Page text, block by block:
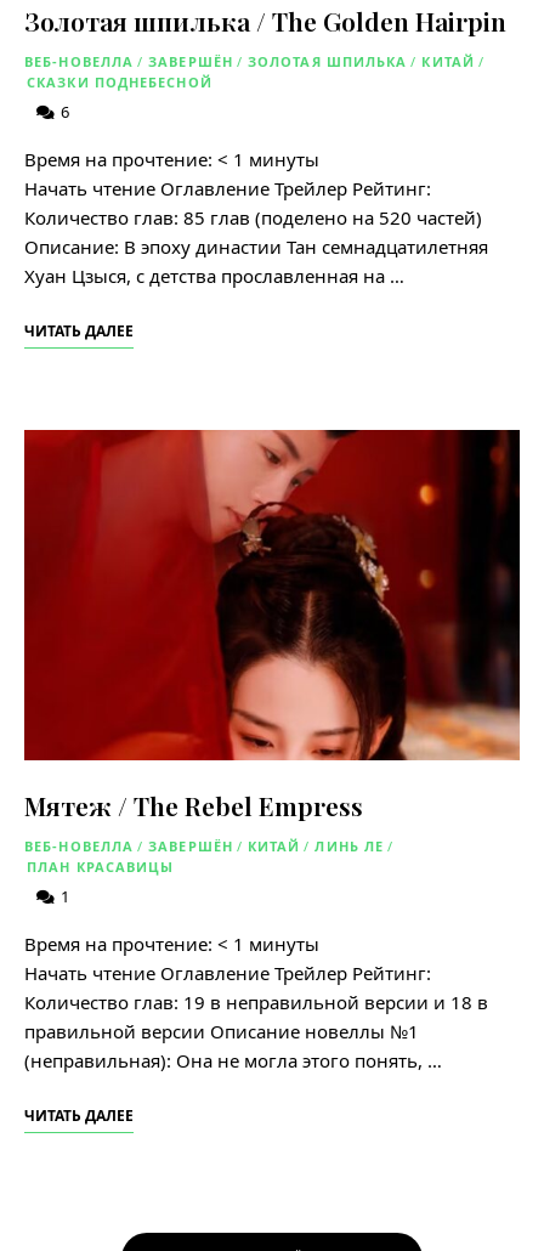
Золотая шпилька / The Golden Hairpin
ВЕБ-НОВЕЛЛА / ЗАВЕРШЁН / ЗОЛОТАЯ ШПИЛЬКА / КИТАЙ /
СКАЗКИ ПОДНЕБЕСНОЙ
6
Время на прочтение: < 1 минуты
Начать чтение Оглавление Трейлер Рейтинг:
Количество глав: 85 глав (поделено на 520 частей)
Описание: В эпоху династии Тан семнадцатилетняя
Хуан Цзыся, с детства прославленная на …
ЧИТАТЬ ДАЛЕЕ
Мятеж / The Rebel Empress
ВЕБ-НОВЕЛЛА / ЗАВЕРШЁН / КИТАЙ / ЛИНЬ ЛЕ /
ПЛАН КРАСАВИЦЫ
1
Время на прочтение: < 1 минуты
Начать чтение Оглавление Трейлер Рейтинг:
Количество глав: 19 в неправильной версии и 18 в
правильной версии Описание новеллы №1
(неправильная): Она не могла этого понять, …
ЧИТАТЬ ДАЛЕЕ